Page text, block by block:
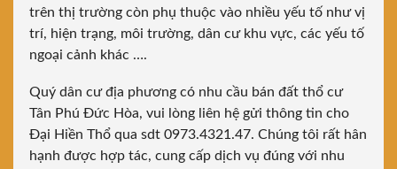
trên thị trường còn phụ thuộc vào nhiều yếu tố như vị
trí, hiện trạng, môi trường, dân cư khu vực, các yếu tố
ngoại cảnh khác ….
Quý dân cư địa phương có nhu cầu bán đất thổ cư
Tân Phú Đức Hòa, vui lòng liên hệ gửi thông tin cho
Đại Hiền Thổ qua sdt 0973.4321.47. Chúng tôi rất hân
hạnh được hợp tác, cung cấp dịch vụ đúng với nhu